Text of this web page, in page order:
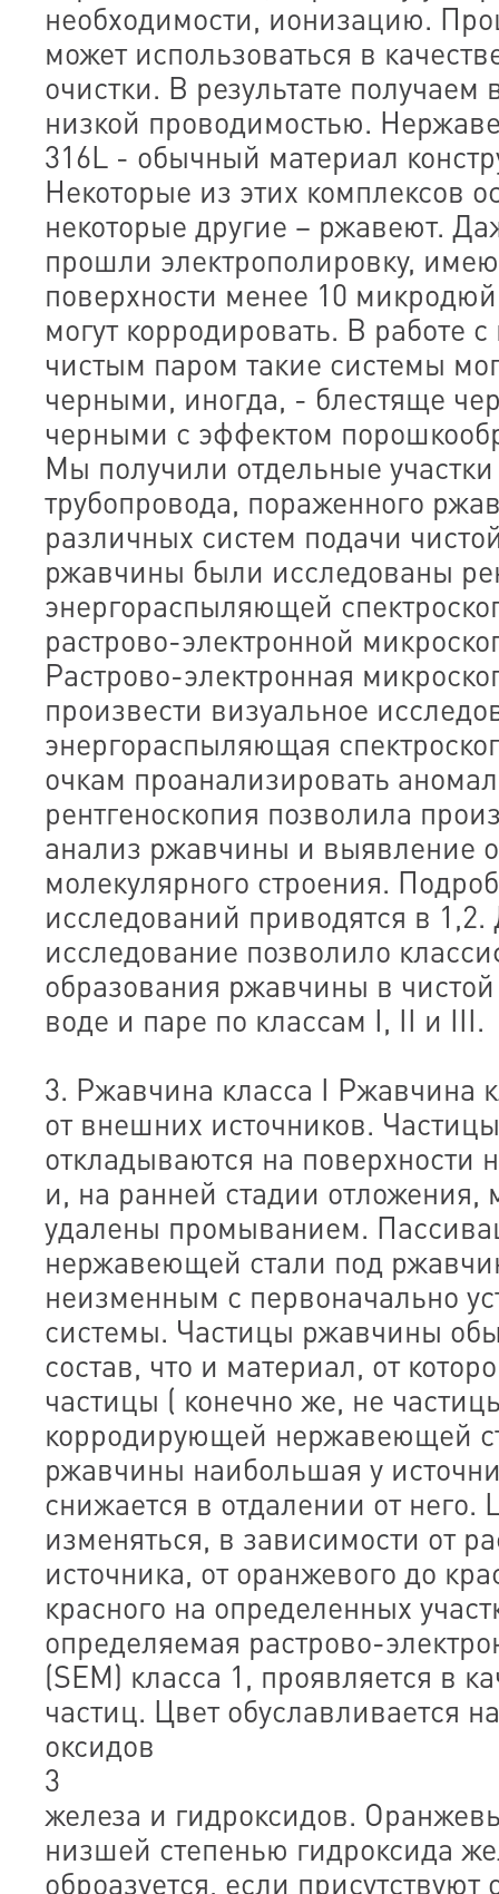
необходимости, ионизацию.
может использоваться в
очистки. В результате получаем
низкой проводимостью.
316L - обычный материал
Некоторые из этих комплексов
некоторые другие – ржавеют.
прошли электрополировку,
поверхности менее 10
могут корродировать. В работе
чистым паром такие системы
черными, иногда, - блестяще
черными с эффектом
Мы получили отдельные
трубопровода, пораженного
различных систем подачи
ржавчины были исследованы
энергораспыляющей
растрово-электронной
Растрово-электронная
произвести визуальное
энергораспыляющая
очкам проанализировать
рентгеноскопия позволила
анализ ржавчины и выявление
молекулярного строения.
исследований приводятся в
исследование позволило
образования ржавчины в
воде и паре по классам I, II и III.
3. Ржавчина класса I Ржавчина
от внешних источников.
откладываются на
и, на ранней стадии отложения,
удалены промыванием.
нержавеющей стали под
неизменным с первоначально
системы. Частицы ржавчины
состав, что и материал, от
частицы ( конечно же, не
корродирующей нержавеющей
ржавчины наибольшая у
снижается в отдалении от
изменяться, в зависимости от
источника, от оранжевого до
красного на определенных
определяемая растрово-
(SEM) класса 1, проявляется в
частиц. Цвет обуславливается
оксидов
3
железа и гидроксидов.
низшей степенью гидроксида
оброазуется, если